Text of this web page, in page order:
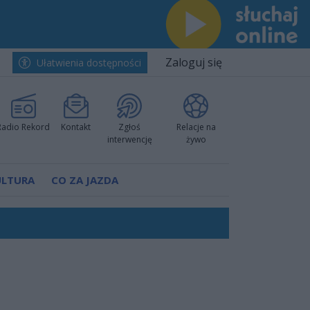
Ułatwienia dostępności Zaloguj się
Rekord Kontakt
Zgłoś
interwencję
Relacje na
żywo
CO ZA JAZDA